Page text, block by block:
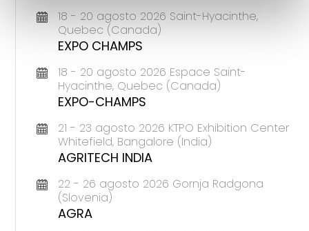
18 - 20 agosto 2026 Saint-Hyacinthe,
Quebec (Canada)
EXPO CHAMPS
18 - 20 agosto 2026 Espace Saint-
Hyacinthe, Quebec (Canada)
EXPO-CHAMPS
21 - 23 agosto 2026 KTPO Exhibition Center
Whitefield, Bangalore (India)
AGRITECH INDIA
22 - 26 agosto 2026 Gornja Radgona
(Slovenia)
AGRA